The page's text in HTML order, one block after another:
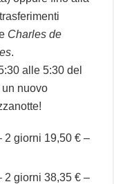
Charles de
.
alle 5:30 del
nuovo
2 giorni 19,50 € –
2 giorni 38,35 € –